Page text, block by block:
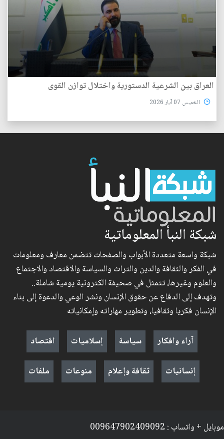
العراق بين الشرعية الدستورية واختلال توازن القوى
الخميس 07 آيار 2026
شبكة النبأ المعلوماتية
شبكة واسعة متعددة الأبواب والصفحات تتضمن معارف ومعلومات
في الفكر والثقافة والدين والتراث والسياسة والاقتصاد والاجتماع
والعلوم وغيرها، تتمثل في صحيفة الكترونية يومية شاملة..
وتهدف إلى الدفاع عن حقوق الإنسان ونشر الوعي والدعوة إلى بناء
الإنسان فكريا وثقافيا، وتطوير مهاراته وإمكانياته
آراء وافكار
سياسة إسلاميات
اقتصاد
إنسانيات
ثقافة وإعلام منوعات ملفات
موبايل + واتساب : 009647902409092